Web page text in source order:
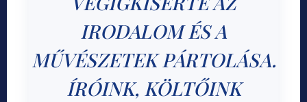
IRODALOM ÉS A
MŰVÉSZETEK PÁRTOLÁSA.
ÍRÓINK, KÖLTŐINK